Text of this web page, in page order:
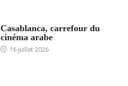
Casablanca, carrefour du
cinéma arabe
16 juillet 2026